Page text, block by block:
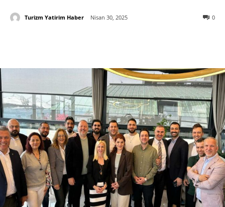
0
Turizm Yatirim Haber Nisan 30, 2025